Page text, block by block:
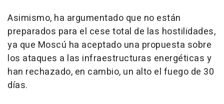
Asimismo, ha argumentado que no están
preparados para el cese total de las hostilidades,
ya que Moscú ha aceptado una propuesta sobre
los ataques a las infraestructuras energéticas y
han rechazado, en cambio, un alto el fuego de 30
días.